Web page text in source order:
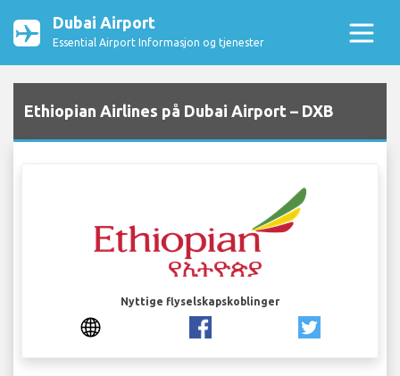
Dubai Airport
Essential Airport Informasjon og tjenester
Ethiopian Airlines på Dubai Airport – DXB
Nyttige flyselskapskoblinger